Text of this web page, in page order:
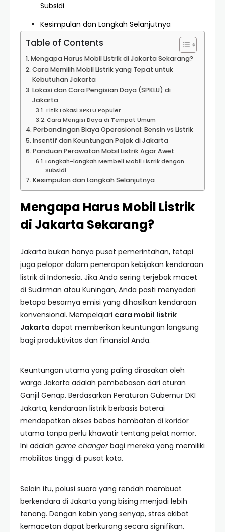
Subsidi
Kesimpulan dan Langkah Selanjutnya
Table of Contents
Mengapa Harus Mobil Listrik di Jakarta Sekarang?
Cara Memilih Mobil Listrik yang Tepat untuk
Kebutuhan Jakarta
Lokasi dan Cara Pengisian Daya (SPKLU) di
Jakarta
Titik Lokasi SPKLU Populer
Cara Mengisi Daya di Tempat Umum
Perbandingan Biaya Operasional: Bensin vs Listrik
Insentif dan Keuntungan Pajak di Jakarta
Panduan Perawatan Mobil Listrik Agar Awet
Langkah-langkah Membeli Mobil Listrik dengan
Subsidi
Kesimpulan dan Langkah Selanjutnya
Mengapa Harus Mobil Listrik
di Jakarta Sekarang?
Jakarta bukan hanya pusat pemerintahan, tetapi
juga pelopor dalam penerapan kebijakan kendaraan
listrik di Indonesia. Jika Anda sering terjebak macet
di Sudirman atau Kuningan, Anda pasti menyadari
betapa besarnya emisi yang dihasilkan kendaraan
konvensional. Mempelajari cara mobil listrik
Jakarta dapat memberikan keuntungan langsung
bagi produktivitas dan finansial Anda.
Keuntungan utama yang paling dirasakan oleh
warga Jakarta adalah pembebasan dari aturan
Ganjil Genap. Berdasarkan Peraturan Gubernur DKI
Jakarta, kendaraan listrik berbasis baterai
mendapatkan akses bebas hambatan di koridor
utama tanpa perlu khawatir tentang pelat nomor.
Ini adalah game changerbagi mereka yang memiliki
mobilitas tinggi di pusat kota.
Selain itu, polusi suara yang rendah membuat
berkendara di Jakarta yang bising menjadi lebih
tenang. Dengan kabin yang senyap, stres akibat
kemacetan dapat berkurang secara signifikan.